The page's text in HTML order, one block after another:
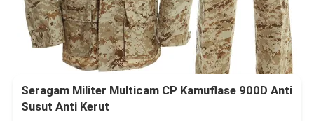
Seragam Militer Multicam CP Kamuflase 900D Anti
Susut Anti Kerut